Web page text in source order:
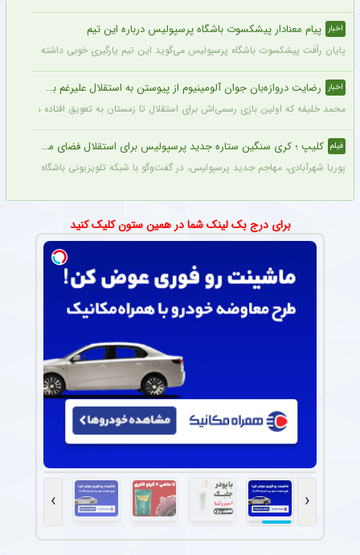
اخبار پیام معنادار پیشکسوت باشگاه پرسپولیس درباره این تیم
پایان رأفت پیشکسوت باشگاه پرسپولیس می‌گوید این تیم یارگیری خوبی داشته و
اخبار رضایت دروازه‌بان جوان آلومینیوم از پیوستن به استقلال علیرغم بسته بودن پنجره نقل‌و‌انتقالاتی
محمد خلیفه که اولین بازی رسمی‌اش برای استقلال تا زمستان به تعویق افتاده می‌گوید
فیلم کلیپ ؛ کری سنگین ستاره جدید پرسپولیس برای استقلال فضای مجازی را منفجر کرد + سند
پوریا شهرآبادی، مهاجم جدید پرسپولیس، در گفت‌وگو با شبکه تلویزیونی باشگاه پرسپولیس درباره عملکردش
برای درج بک لینک شما در همین ستون کلیک کنید
‹
›